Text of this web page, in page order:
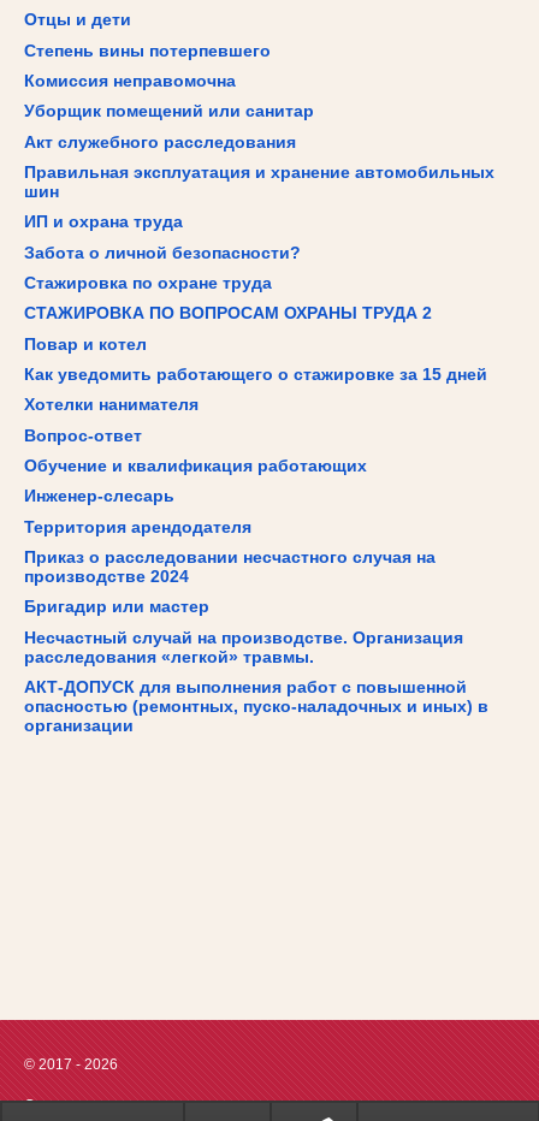
Отцы и дети
Степень вины потерпевшего
Комиссия неправомочна
Уборщик помещений или санитар
Акт служебного расследования
Правильная эксплуатация и хранение автомобильных
шин
ИП и охрана труда
Забота о личной безопасности?
Стажировка по охране труда
СТАЖИРОВКА ПО ВОПРОСАМ ОХРАНЫ ТРУДА 2
Повар и котел
Как уведомить работающего о стажировке за 15 дней
Хотелки нанимателя
Вопрос-ответ
Обучение и квалификация работающих
Инженер-слесарь
Территория арендодателя
Приказ о расследовании несчастного случая на
производстве 2024
Бригадир или мастер
Несчастный случай на производстве. Организация
расследования «легкой» травмы.
АКТ-ДОПУСК для выполнения работ с повышенной
опасностью (ремонтных, пуско-наладочных и иных) в
организации
© 2017 - 2026
Социальные сети: